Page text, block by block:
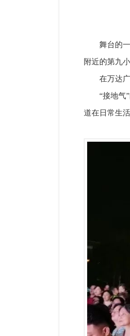
舞台的
附近的第九
在万达
“接地气
道在日常生